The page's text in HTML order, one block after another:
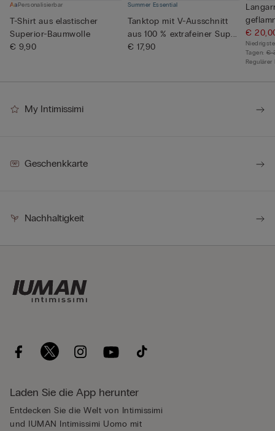
Personalisierbar
T-Shirt aus elastischer
Superior-Baumwolle
€ 9,90
Summer Essential
Tanktop mit V-Ausschnitt
aus 100 % extrafeiner Sup...
€ 17,90
€
Tagen: €
My Intimissimi
Geschenkkarte
Nachhaltigkeit
Laden Sie die App herunter
Entdecken Sie die Welt von Intimissimi
und IUMAN Intimissimi Uomo mit